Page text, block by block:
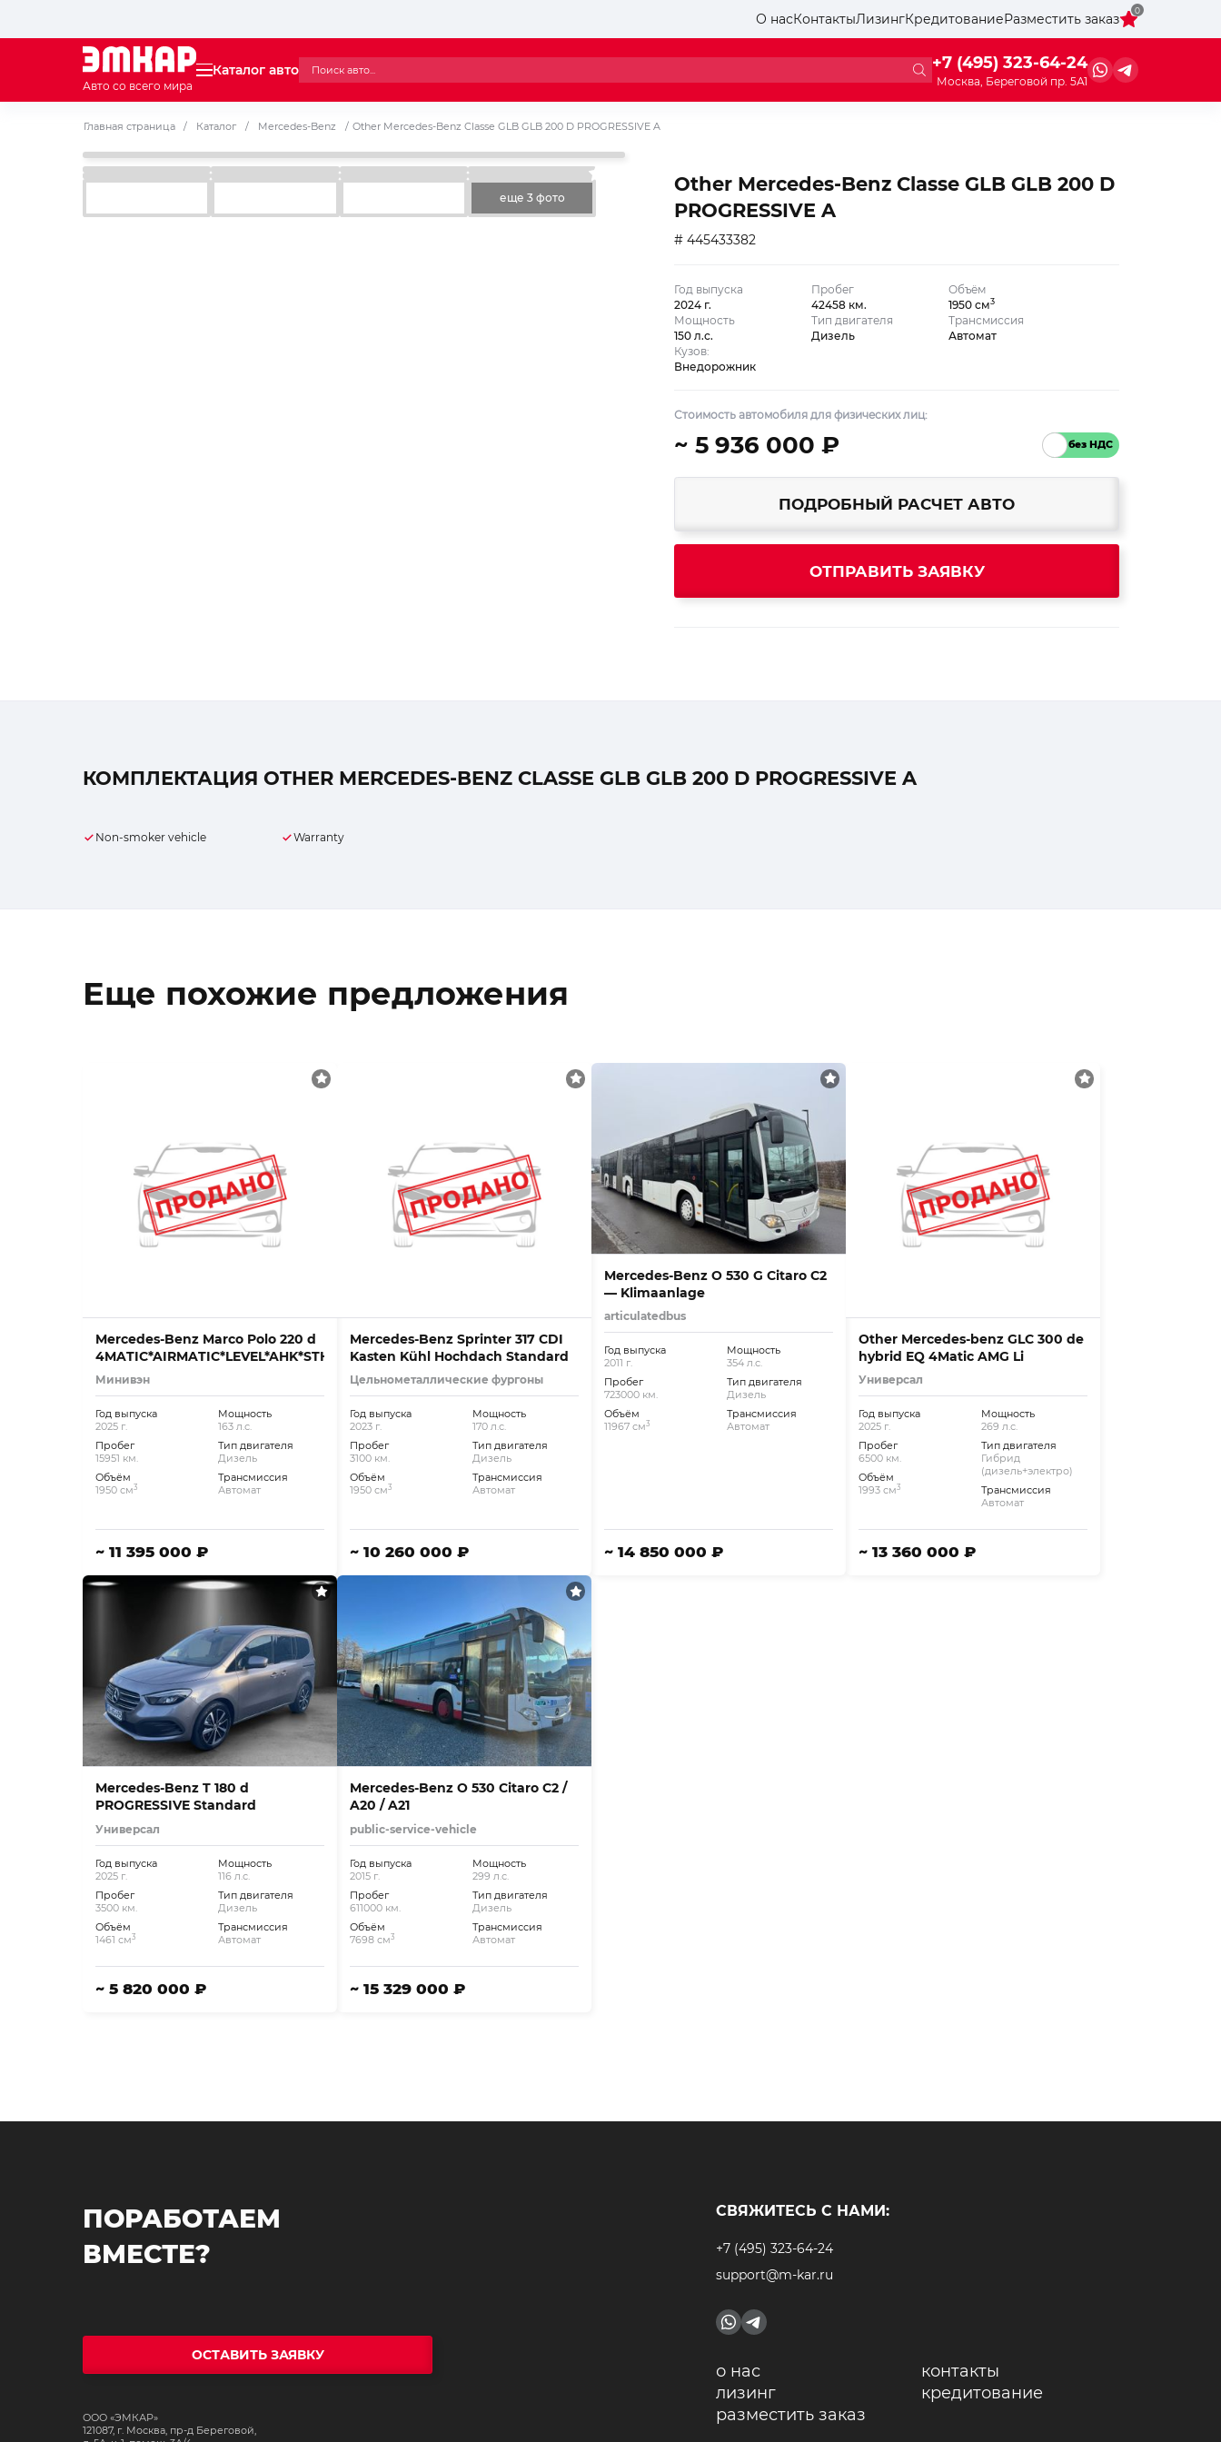
О насКонтактыЛизингКредитованиеРазместить заказ
0
Авто со всего мира
Каталог авто +7 (495) 323-64-24
Москва, Береговой пр. 5А1
Главная страница / Каталог / Mercedes-Benz / Other Mercedes-Benz Classe GLB GLB 200 D PROGRESSIVE A
еще 3 фото
Other Mercedes-Benz Classe GLB GLB 200 D
PROGRESSIVE A
# 445433382
Год выпуска
2024 г.
Пробег
42458 км.
Объём
1950 см3
Мощность
150 л.с.
Тип двигателя
Дизель
Трансмиссия
Автомат
Кузов:
Внедорожник
Стоимость автомобиля для физических лиц:
~ 5 936 000 ₽
ПОДРОБНЫЙ РАСЧЕТ АВТО
ОТПРАВИТЬ ЗАЯВКУ
КОМПЛЕКТАЦИЯ OTHER MERCEDES-BENZ CLASSE GLB GLB 200 D PROGRESSIVE A
Non-smoker vehicle Warranty
Еще похожие предложения
Mercedes-Benz Marco Polo 220 d
4MATIC*AIRMATIC*LEVEL*AHK*STHZG
Минивэн
Год выпуска
2025 г.
Пробег
15951 км.
Объём
1950 см3
Мощность
163 л.с.
Тип двигателя
Дизель
Трансмиссия
Автомат
~ 11 395 000 ₽
Mercedes-Benz Sprinter 317 CDI
Kasten Kühl Hochdach Standard
Цельнометаллические фургоны
Год выпуска
2023 г.
Пробег
3100 км.
Объём
1950 см3
Мощность
170 л.с.
Тип двигателя
Дизель
Трансмиссия
Автомат
~ 10 260 000 ₽
Mercedes-Benz O 530 G Citaro C2
— Klimaanlage
articulatedbus
Год выпуска
2011 г.
Пробег
723000 км.
Объём
11967 см3
Мощность
354 л.с.
Тип двигателя
Дизель
Трансмиссия
Автомат
~ 14 850 000 ₽
Other Mercedes-benz GLC 300 de
hybrid EQ 4Matic AMG Li
Универсал
Год выпуска
2025 г.
Пробег
6500 км.
Объём
1993 см3
Мощность
269 л.с.
Тип двигателя
Гибрид
(дизель+электро)
Трансмиссия
Автомат
~ 13 360 000 ₽
Mercedes-Benz T 180 d
PROGRESSIVE Standard
Универсал
Год выпуска
2025 г.
Пробег
3500 км.
Объём
1461 см3
Мощность
116 л.с.
Тип двигателя
Дизель
Трансмиссия
Автомат
~ 5 820 000 ₽
Mercedes-Benz O 530 Citaro C2 /
A20 / A21
public-service-vehicle
Год выпуска
2015 г.
Пробег
611000 км.
Объём
7698 см3
Мощность
299 л.с.
Тип двигателя
Дизель
Трансмиссия
Автомат
~ 15 329 000 ₽
ПОРАБОТАЕМ
ВМЕСТЕ?
ОСТАВИТЬ ЗАЯВКУ
ООО «ЭМКАР»
121087, г. Москва, пр-д Береговой,
СВЯЖИТЕСЬ С НАМИ:
+7 (495) 323-64-24
support@m-kar.ru
о нас
контакты
лизинг
кредитование
разместить заказ